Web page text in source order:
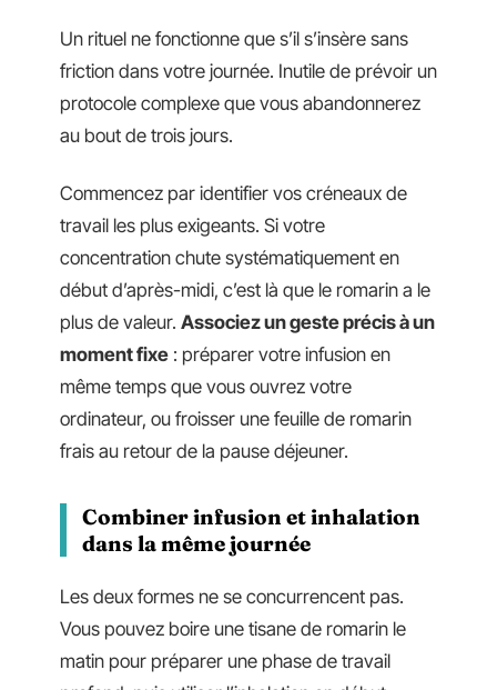
Un rituel ne fonctionne que s’il s’insère sans
friction dans votre journée. Inutile de prévoir un
protocole complexe que vous abandonnerez
au bout de trois jours.
Commencez par identifier vos créneaux de
travail les plus exigeants. Si votre
concentration chute systématiquement en
début d’après-midi, c’est là que le romarin a le
plus de valeur. Associez un geste précis à un
moment fixe : préparer votre infusion en
même temps que vous ouvrez votre
ordinateur, ou froisser une feuille de romarin
frais au retour de la pause déjeuner.
Combiner infusion et inhalation
dans la même journée
Les deux formes ne se concurrencent pas.
Vous pouvez boire une tisane de romarin le
matin pour préparer une phase de travail